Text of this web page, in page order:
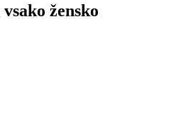
žensko